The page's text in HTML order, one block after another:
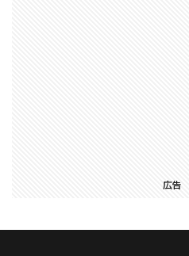
広告